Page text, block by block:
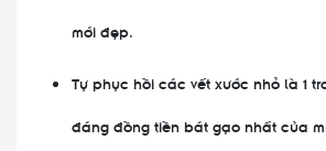
mới đẹp.
Tự phục hồi các vết xước nhỏ là 1
đáng đồng tiền bát gạo nhất của